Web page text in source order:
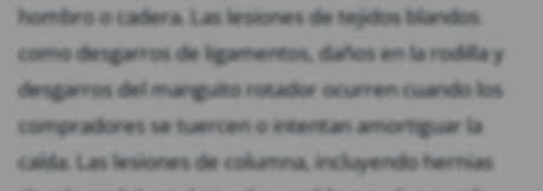
hombro o cadera. Las lesiones de tejidos blandos
como desgarros de ligamentos, daños en la rodilla y
desgarros del manguito rotador ocurren cuando los
compradores se tuercen o intentan amortiguar la
caída. Las lesiones de columna, incluyendo hernias